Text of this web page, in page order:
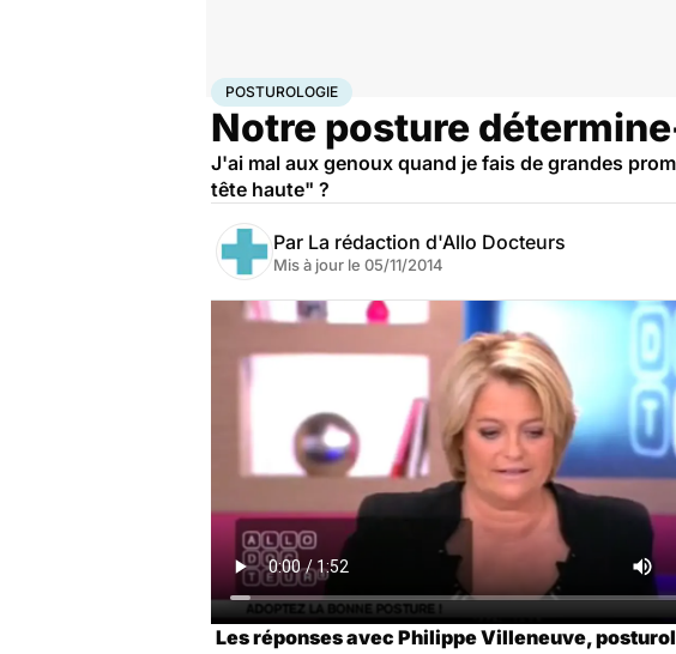
AccueilSanté Posturologie
POSTUROLOGIE
Notre posture
J'ai mal aux genoux quand je fais de grandes
tête haute" ?
Par La rédaction d'Allo Docteurs
Mis à jour le 05/11/2014
Les réponses avec Philippe Villeneuve,